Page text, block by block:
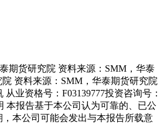
泰期货研究院 资料来源：SMM，华泰
资料来源：SMM，华泰期货研究院
业资格号：F03139777投资咨询号：
本报告基于本公司认为可靠的、已公
本公司可能会发出与本报告所载意